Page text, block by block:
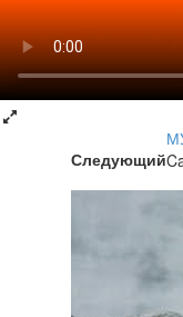
Следующий